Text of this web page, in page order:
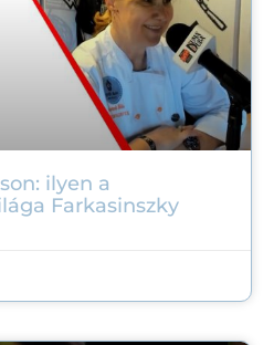
ilyen a
Farkasinszky